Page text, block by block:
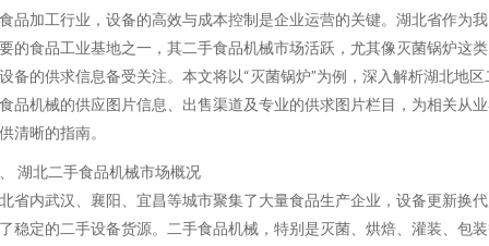
品加工行业，设备的高效与成本控制是企业运营的关键。湖北省作为
的食品工业基地之一，其二手食品机械市场活跃，尤其像灭菌锅炉这
备的供求信息备受关注。本文将以“灭菌锅炉”为例，深入解析湖北地区
品机械的供应图片信息、出售渠道及专业的供求图片栏目，为相关从
清晰的指南。
湖北二手食品机械市场概况
省内武汉、襄阳、宜昌等城市聚集了大量食品生产企业，设备更新换
稳定的二手设备货源。二手食品机械，特别是灭菌、烘焙、灌装、包